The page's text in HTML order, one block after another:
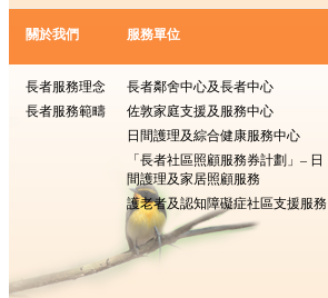
關於我們
長者服務理念
長者服務範疇
服務單位
長者鄰舍中心及長者中心
佐敦家庭支援及服務中心
日間護理及綜合健康服務中心
「長者社區照顧服務券計劃」– 日
間護理及家居照顧服務
護老者及認知障礙症社區支援服務